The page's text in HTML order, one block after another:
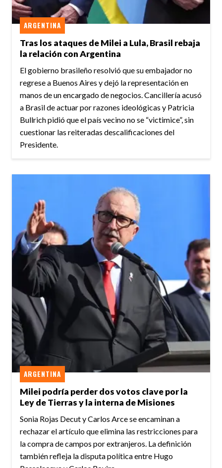
Tras los ataques de Milei a Lula, Brasil rebaja
la relación con Argentina
ARGENTINA
El gobierno brasileño resolvió que su embajador no
regrese a Buenos Aires y dejó la representación en
manos de un encargado de negocios. Cancillería acusó
a Brasil de actuar por razones ideológicas y Patricia
Bullrich pidió que el país vecino no se “victimice”, sin
cuestionar las reiteradas descalificaciones del
Presidente.
Milei podría perder dos votos clave por la
Ley de Tierras y la interna de Misiones
ARGENTINA
Sonia Rojas Decut y Carlos Arce se encaminan a
rechazar el artículo que elimina las restricciones para
la compra de campos por extranjeros. La definición
también refleja la disputa política entre Hugo